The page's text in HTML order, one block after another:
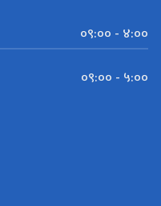
०९:०० - ४:००
०९:०० - ५:००